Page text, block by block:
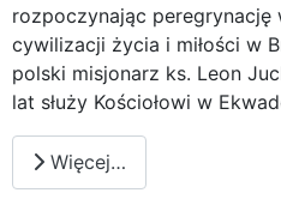
rozpoczynając peregrynację
cywilizacji życia i miłości w
polski misjonarz ks. Leon
lat służy Kościołowi w
Więcej…